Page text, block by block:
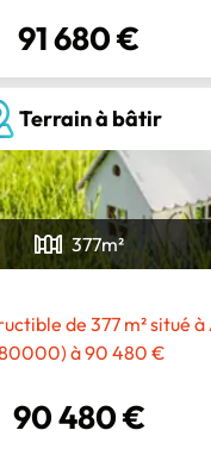
91 680 €
Terrain à bâtir
377m²
de 377 m² situé
à 90 480 €
90 480 €